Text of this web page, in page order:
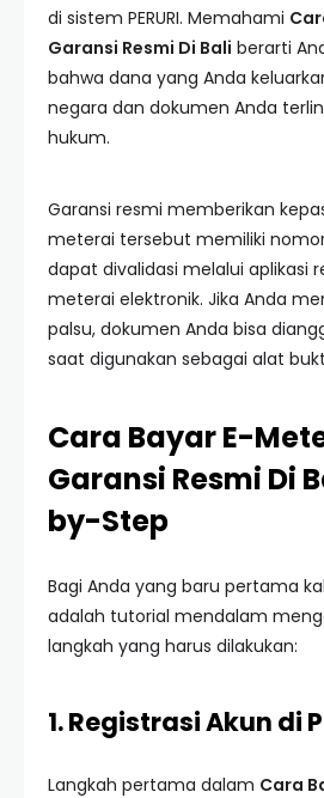
di sistem PERURI. Memahami
Garansi Resmi Di Bali berarti
bahwa dana yang Anda
negara dan dokumen Anda
hukum.
Garansi resmi memberikan
meterai tersebut memiliki
dapat divalidasi melalui aplikasi
meterai elektronik. Jika Anda
palsu, dokumen Anda bisa
saat digunakan sebagai alat
Cara Bayar E-
Garansi Resmi Di
by-Step
Bagi Anda yang baru pertama
adalah tutorial mendalam
langkah yang harus dilakukan:
1. Registrasi Akun di
Langkah pertama dalam Cara